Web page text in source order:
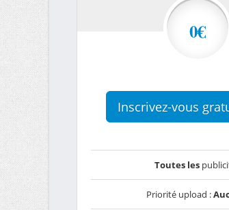
0€
Inscrivez-vous
Toutes les
Priorité upload :